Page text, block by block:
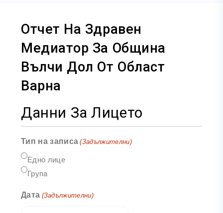
Отчет На Здравен
Медиатор За Община
Вълчи Дол От Област
Варна
Данни За Лицето
Тип на записа (Задължителни)
Едно лице
Група
Дата (Задължителни)